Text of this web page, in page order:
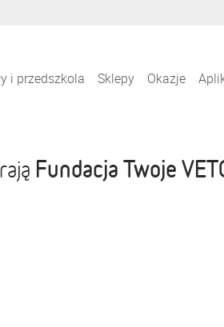
i przedszkola Sklepy Okazje
Fundacja Twoje